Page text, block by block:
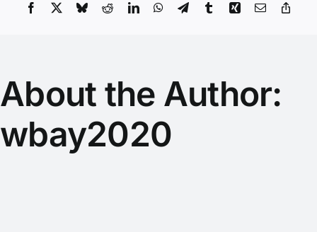
Facebook BlueskyRedditLinkedInWhatsApp
TelegramTumblrXing Email
About the Author:
wbay2020